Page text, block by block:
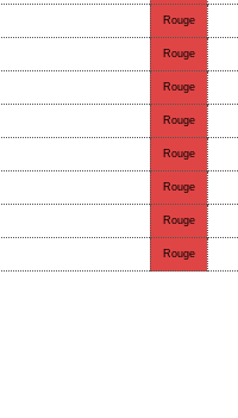
Rouge
Rouge
Rouge
Rouge
Rouge
Rouge
Rouge
Rouge